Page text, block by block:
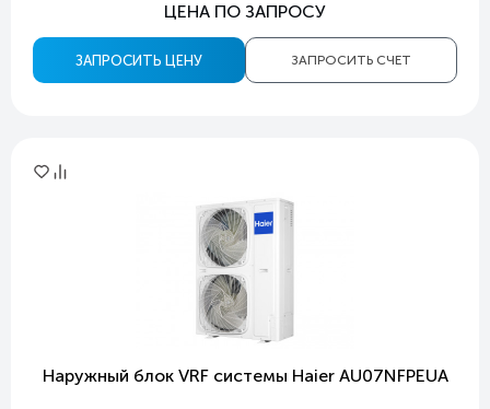
ЦЕНА ПО ЗАПРОСУ
ЗАПРОСИТЬ СЧЕТ
ЗАПРОСИТЬ ЦЕНУ
Наружный блок VRF системы Haier AU07NFPEUA